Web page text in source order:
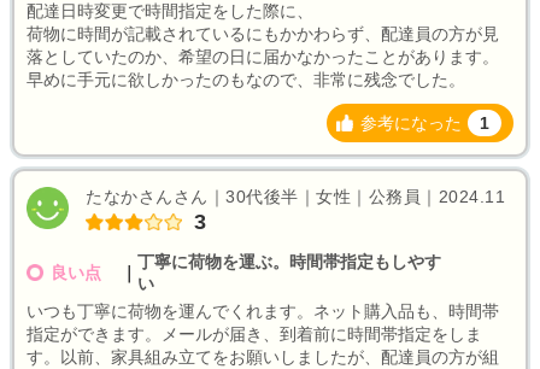
配達日時変更で時間指定をした際に、
荷物に時間が記載されているにもかかわらず、配達員の方が見
落としていたのか、希望の日に届かなかったことがあります。
早めに手元に欲しかったのもなので、非常に残念でした。
参考になった 1
たなかさんさん｜30代後半｜女性｜公務員｜2024.11
3
良い点
丁寧に荷物を運ぶ。時間帯指定もしやす
い
いつも丁寧に荷物を運んでくれます。ネット購入品も、時間帯
指定ができます。メールが届き、到着前に時間帯指定をしま
す。以前、家具組み立てをお願いしましたが、配達員の方が組